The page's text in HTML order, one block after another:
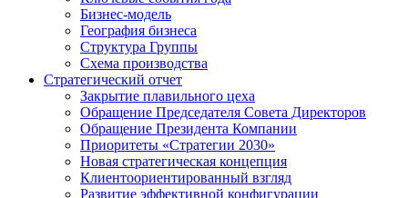
Бизнес-модель
География бизнеса
Структура Группы
Схема производства
Стратегический отчет
Закрытие плавильного цеха
Обращение Председателя Совета Директоров
Обращение Президента Компании
Приоритеты «Стратегии 2030»
Новая стратегическая концепция
Клиентоориентированный взгляд
Развитие эффективной конфигурации